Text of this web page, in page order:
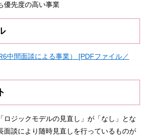
優先度の高い事業
中間面談による事業） [PDFファイル／
ロジックモデルの見直し」が「なし」とな
面談により随時見直しを行っているものが